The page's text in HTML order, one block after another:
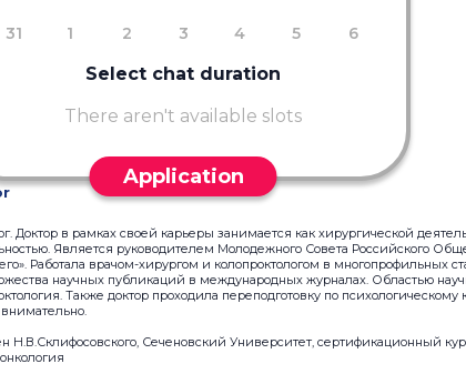
31 1 2 3 4 5 6
Select chat duration
There aren't available slots
Application
Доктор в рамках своей карьеры занимается как хирургической
Является руководителем Молодежного Совета Российского
Работала врачом-хирургом и колопроктологом в многопрофильных
научных публикаций в международных журналах. Областью
Также доктор проходила переподготовку по психологическому
Н.В.Склифосовского, Сеченовский Университет, сертификационный